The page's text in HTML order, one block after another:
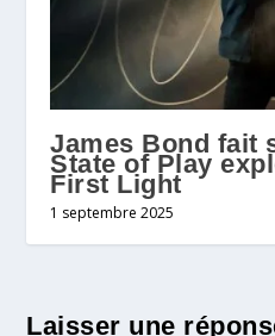
James Bond fait
State of Play
First Light
1 septembre 2025
Laisser une